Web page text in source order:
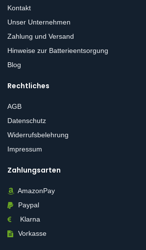
Kontakt
Unser Unternehmen
Zahlung und Versand
Hinweise zur Batterieentsorgung
Blog
Rechtliches
AGB
Datenschutz
Widerrufsbelehrung
Impressum
Zahlungsarten
AmazonPay
Paypal
Klarna
Vorkasse